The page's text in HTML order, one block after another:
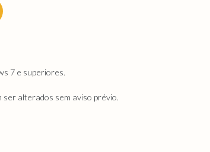
7 e superiores.
ser alterados sem aviso prévio.